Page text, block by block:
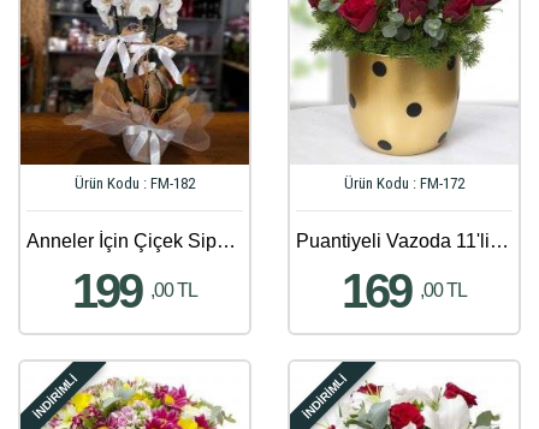
Ürün Kodu : FM-182
Anneler İçin Çiçek Siparişi - 458
199 ,00 TL
Ürün Kodu : FM-172
Puantiyeli Vazoda 11'li Kırmızı Gül Aranjmanı
169 ,00 TL
İNDİRİMLİ İNDİRİMLİ